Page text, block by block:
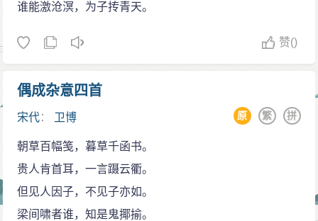
谁能激沧溟，为子抟青天。
赞()
偶成杂意四首
宋代： 卫博 拼
繁
原
朝草百幅笺，暮草千函书。
贵人肯首耳，一言蹑云衢。
但见人因子，不见子亦如。
梁间啸者谁，知是鬼揶揄。